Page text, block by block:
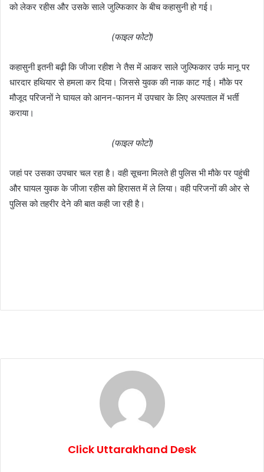
को लेकर रहीस और उसके साले जुल्फिकार के बीच कहासुनी हो गई।
(फाइल फोटो)
कहासुनी इतनी बढ़ी कि जीजा रहीश ने तैस में आकर साले जुल्फिकार उर्फ मानू पर
धारदार हथियार से हमला कर दिया। जिससे युवक की नाक काट गई। मौके पर
मौजूद परिजनों ने घायल को आनन-फानन में उपचार के लिए अस्पताल में भर्ती
कराया।
(फाइल फोटो)
जहां पर उसका उपचार चल रहा है। वही सूचना मिलते ही पुलिस भी मौके पर पहुंची
और घायल युवक के जीजा रहीस को हिरासत में ले लिया। वही परिजनों की ओर से
पुलिस को तहरीर देने की बात कही जा रही है।
Click Uttarakhand Desk